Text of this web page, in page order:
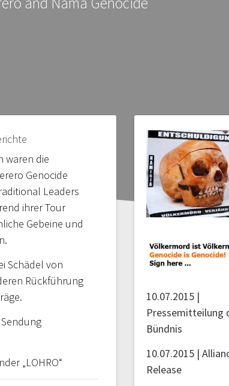
waren die
Genocide
Leaders
ihrer Tour
Gebeine und
Schädel von
Rückführung
„LOHRO“
10.07.2015 |
Pressemitteilung
Bündnis
10.07.2015 |
Release